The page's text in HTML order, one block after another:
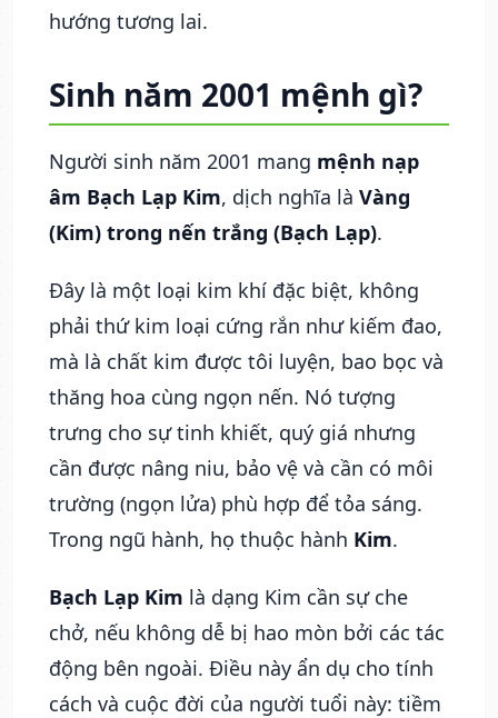
hướng tương lai.
Sinh năm 2001 mệnh gì?
Người sinh năm 2001 mang mệnh nạp
âm Bạch Lạp Kim, dịch nghĩa là Vàng
(Kim) trong nến trắng (Bạch Lạp).
Đây là một loại kim khí đặc biệt, không
phải thứ kim loại cứng rắn như kiếm đao,
mà là chất kim được tôi luyện, bao bọc và
thăng hoa cùng ngọn nến. Nó tượng
trưng cho sự tinh khiết, quý giá nhưng
cần được nâng niu, bảo vệ và cần có môi
trường (ngọn lửa) phù hợp để tỏa sáng.
Trong ngũ hành, họ thuộc hành Kim.
Bạch Lạp Kim là dạng Kim cần sự che
chở, nếu không dễ bị hao mòn bởi các tác
động bên ngoài. Điều này ẩn dụ cho tính
cách và cuộc đời của người tuổi này: tiềm